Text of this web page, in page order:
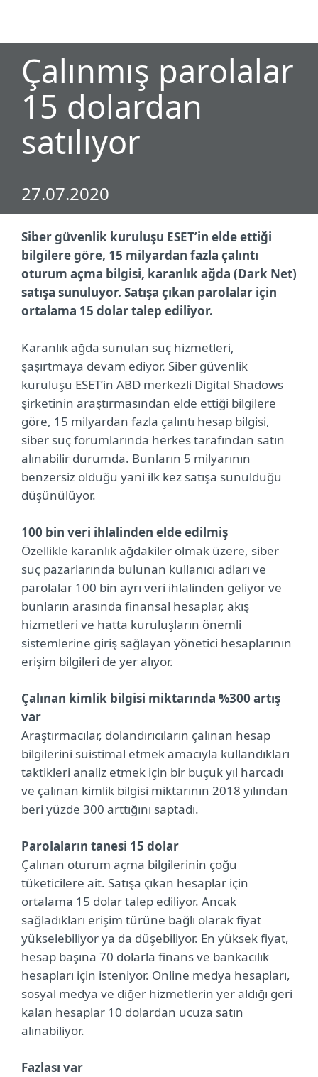
Çalınmış parolalar
15 dolardan
satılıyor
27.07.2020
Siber güvenlik kuruluşu ESET’in elde ettiği
bilgilere göre, 15 milyardan fazla çalıntı
oturum açma bilgisi, karanlık ağda (Dark Net)
satışa sunuluyor. Satışa çıkan parolalar için
ortalama 15 dolar talep ediliyor.
Karanlık ağda sunulan suç hizmetleri,
şaşırtmaya devam ediyor. Siber güvenlik
kuruluşu ESET’in ABD merkezli Digital Shadows
şirketinin araştırmasından elde ettiği bilgilere
göre, 15 milyardan fazla çalıntı hesap bilgisi,
siber suç forumlarında herkes tarafından satın
alınabilir durumda. Bunların 5 milyarının
benzersiz olduğu yani ilk kez satışa sunulduğu
düşünülüyor.
100 bin veri ihlalinden elde edilmiş
Özellikle karanlık ağdakiler olmak üzere, siber
suç pazarlarında bulunan kullanıcı adları ve
parolalar 100 bin ayrı veri ihlalinden geliyor ve
bunların arasında finansal hesaplar, akış
hizmetleri ve hatta kuruluşların önemli
sistemlerine giriş sağlayan yönetici hesaplarının
erişim bilgileri de yer alıyor.
Çalınan kimlik bilgisi miktarında %300 artış
var
Araştırmacılar, dolandırıcıların çalınan hesap
bilgilerini suistimal etmek amacıyla kullandıkları
taktikleri analiz etmek için bir buçuk yıl harcadı
ve çalınan kimlik bilgisi miktarının 2018 yılından
beri yüzde 300 arttığını saptadı.
Parolaların tanesi 15 dolar
Çalınan oturum açma bilgilerinin çoğu
tüketicilere ait. Satışa çıkan hesaplar için
ortalama 15 dolar talep ediliyor. Ancak
sağladıkları erişim türüne bağlı olarak fiyat
yükselebiliyor ya da düşebiliyor. En yüksek fiyat,
hesap başına 70 dolarla finans ve bankacılık
hesapları için isteniyor. Online medya hesapları,
sosyal medya ve diğer hizmetlerin yer aldığı geri
kalan hesaplar 10 dolardan ucuza satın
alınabiliyor.
Fazlası var